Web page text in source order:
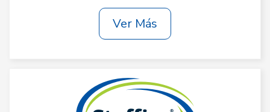
Ver Más